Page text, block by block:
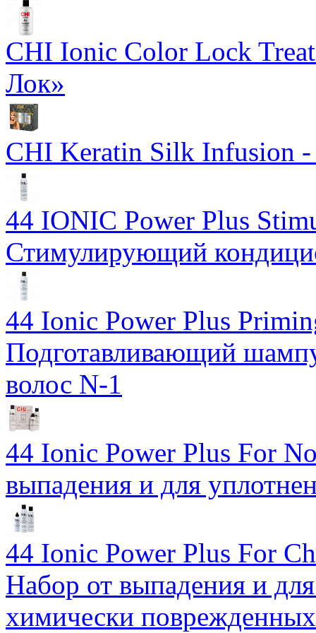
CHI Ionic Color Lock
Лок»
CHI Keratin Silk Infusion
44 IONIC Power Plus
Стимулирующий
44 Ionic Power Plus
Подготавливающий
волос N-1
44 Ionic Power Plus For
выпадения и для
44 Ionic Power Plus For
Набор от выпадения и
химически